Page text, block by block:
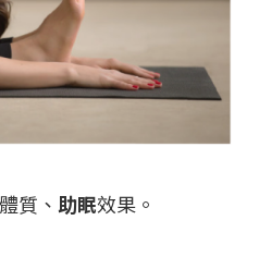
質、 助眠效果。